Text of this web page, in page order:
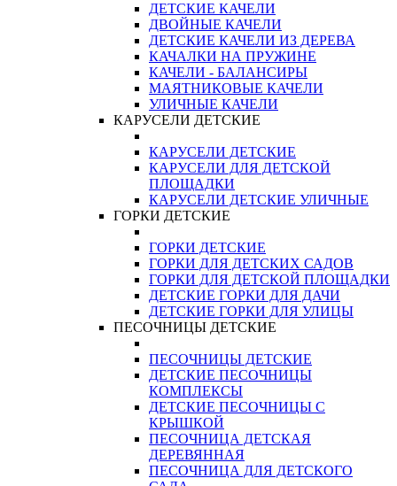
ДЕТСКИЕ КАЧЕЛИ
ДВОЙНЫЕ КАЧЕЛИ
ДЕТСКИЕ КАЧЕЛИ ИЗ ДЕРЕВА
КАЧАЛКИ НА ПРУЖИНЕ
КАЧЕЛИ - БАЛАНСИРЫ
МАЯТНИКОВЫЕ КАЧЕЛИ
УЛИЧНЫЕ КАЧЕЛИ
КАРУСЕЛИ ДЕТСКИЕ
КАРУСЕЛИ ДЕТСКИЕ
КАРУСЕЛИ ДЛЯ ДЕТСКОЙ
ПЛОЩАДКИ
КАРУСЕЛИ ДЕТСКИЕ УЛИЧНЫЕ
ГОРКИ ДЕТСКИЕ
ГОРКИ ДЕТСКИЕ
ГОРКИ ДЛЯ ДЕТСКИХ САДОВ
ГОРКИ ДЛЯ ДЕТСКОЙ ПЛОЩАДКИ
ДЕТСКИЕ ГОРКИ ДЛЯ ДАЧИ
ДЕТСКИЕ ГОРКИ ДЛЯ УЛИЦЫ
ПЕСОЧНИЦЫ ДЕТСКИЕ
ПЕСОЧНИЦЫ ДЕТСКИЕ
ДЕТСКИЕ ПЕСОЧНИЦЫ
КОМПЛЕКСЫ
ДЕТСКИЕ ПЕСОЧНИЦЫ С
КРЫШКОЙ
ПЕСОЧНИЦА ДЕТСКАЯ
ДЕРЕВЯННАЯ
ПЕСОЧНИЦА ДЛЯ ДЕТСКОГО